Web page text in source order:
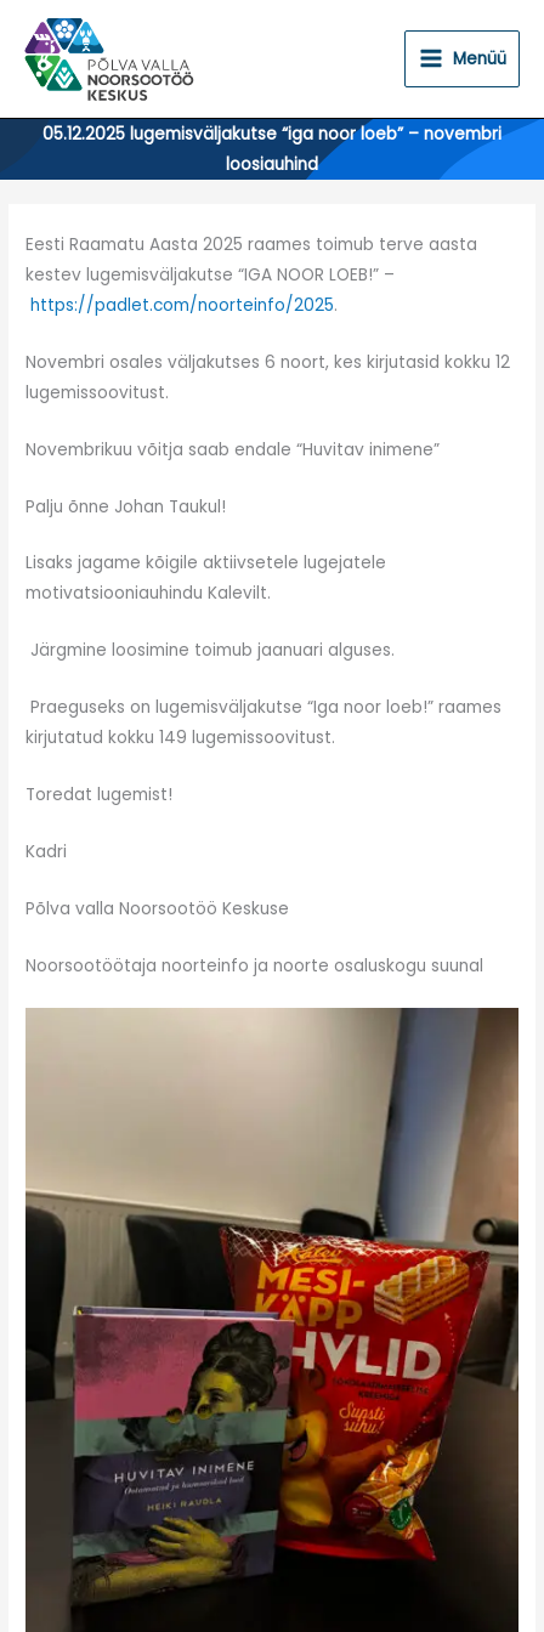
content
Menüü
05.12.2025 lugemisväljakutse “iga noor loeb” – novembri
loosiauhind
Eesti Raamatu Aasta 2025 raames toimub terve aasta
kestev lugemisväljakutse “IGA NOOR LOEB!” –
https://padlet.com/noorteinfo/2025.
Novembri osales väljakutses 6 noort, kes kirjutasid kokku 12
lugemissoovitust.
Novembrikuu võitja saab endale “Huvitav inimene”
Palju õnne Johan Taukul!
Lisaks jagame kõigile aktiivsetele lugejatele
motivatsiooniauhindu Kalevilt.
Järgmine loosimine toimub jaanuari alguses.
Praeguseks on lugemisväljakutse “Iga noor loeb!” raames
kirjutatud kokku 149 lugemissoovitust.
Toredat lugemist!
Kadri
Põlva valla Noorsootöö Keskuse
Noorsootöötaja noorteinfo ja noorte osaluskogu suunal